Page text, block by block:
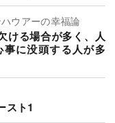
ウアーの幸福論
ける場合が多く、人
に没頭する人が多
スト1